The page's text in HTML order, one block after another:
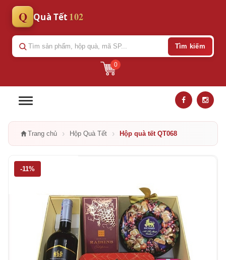
Q Quà Tết 102
0
Tìm kiếm
Trang chủ › Hộp Quà Tết › Hộp quà tết QT068
-11%